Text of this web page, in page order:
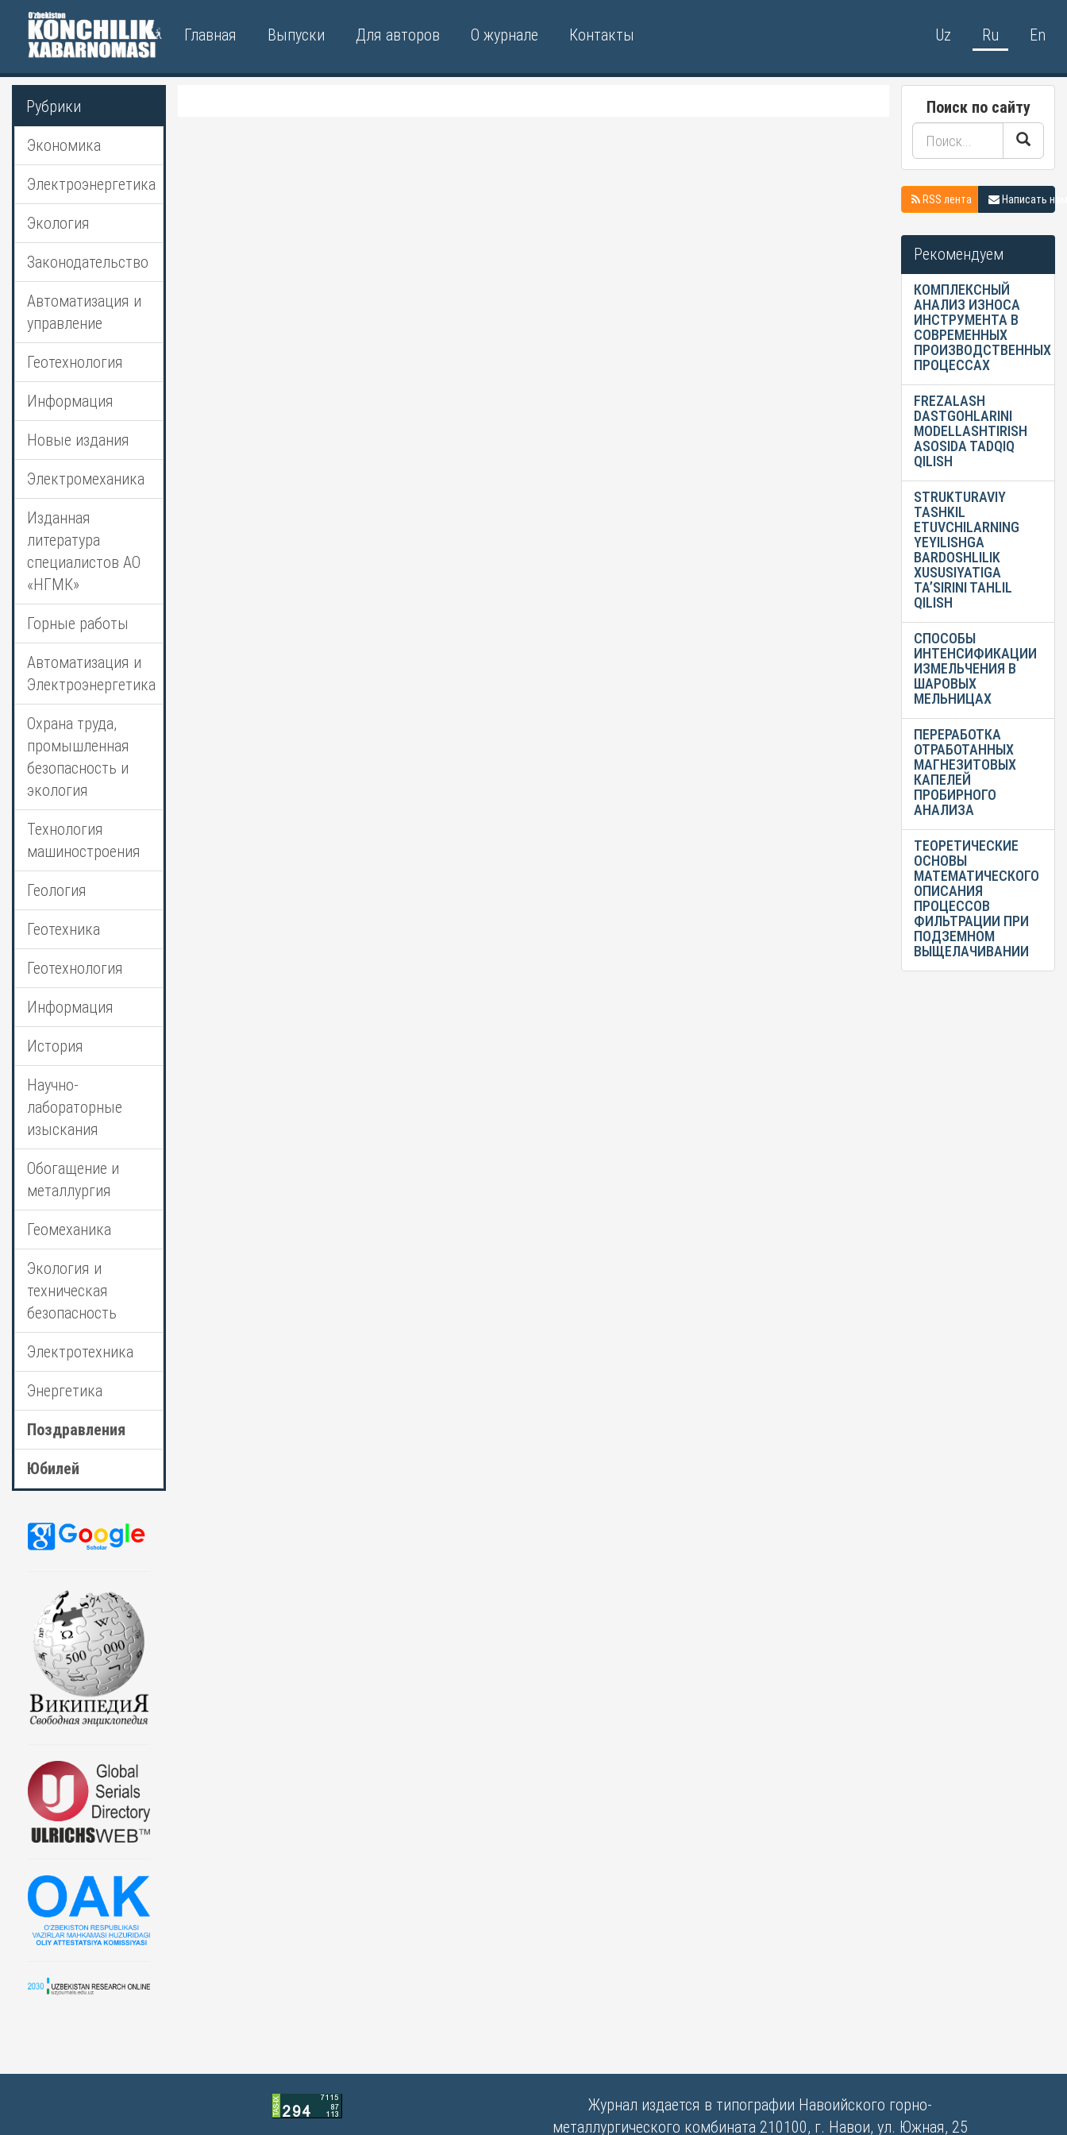
Главная Выпуски Для авторов О журнале Контакты Uz Ru En
Рубрики
Экономика
Электроэнергетика
Экология
Законодательство
Автоматизация и
управление
Геотехнология
Информация
Новые издания
Электромеханика
Изданная
литература
специалистов АО
«НГМК»
Горные работы
Автоматизация и
Электроэнергетика
Охрана труда,
промышленная
безопасность и
экология
Технология
машиностроения
Геология
Геотехника
Геотехнология
Информация
История
Научно-
лабораторные
изыскания
Обогащение и
металлургия
Геомеханика
Экология и
техническая
безопасность
Электротехника
Энергетика
Поздравления
Юбилей
Поиск по сайту
RSS лента Написать нам
Рекомендуем
КОМПЛЕКСНЫЙ
АНАЛИЗ ИЗНОСА
ИНСТРУМЕНТА В
СОВРЕМЕННЫХ
ПРОИЗВОДСТВЕННЫХ
ПРОЦЕССАХ
FREZALASH
DASTGOHLARINI
MODELLASHTIRISH
ASOSIDA TADQIQ
QILISH
STRUKTURAVIY
TASHKIL
ETUVCHILARNING
YEYILISHGA
BARDOSHLILIK
XUSUSIYATIGA
TA’SIRINI TAHLIL
QILISH
СПОСОБЫ
ИНТЕНСИФИКАЦИИ
ИЗМЕЛЬЧЕНИЯ В
ШАРОВЫХ
МЕЛЬНИЦАХ
ПЕРЕРАБОТКА
ОТРАБОТАННЫХ
МАГНЕЗИТОВЫХ
КАПЕЛЕЙ
ПРОБИРНОГО
АНАЛИЗА
ТЕОРЕТИЧЕСКИЕ
ОСНОВЫ
МАТЕМАТИЧЕСКОГО
ОПИСАНИЯ
ПРОЦЕССОВ
ФИЛЬТРАЦИИ ПРИ
ПОДЗЕМНОМ
ВЫЩЕЛАЧИВАНИИ
Журнал издается в типографии Навоийского горно-
металлургического комбината 210100, г. Навои, ул. Южная, 25